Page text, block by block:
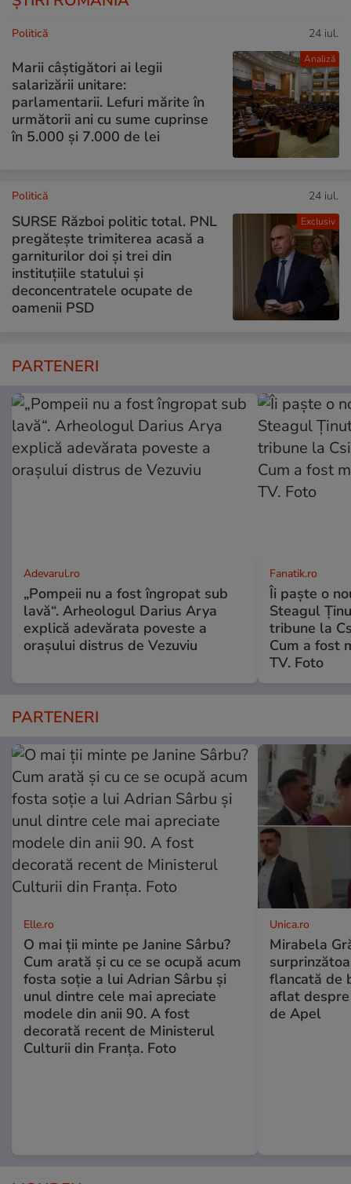
Analiză
Politică 24 iul.
Marii câștigători ai legii
salarizării unitare:
parlamentarii. Lefuri mărite în
următorii ani cu sume cuprinse
în 5.000 și 7.000 de lei
Exclusiv
Politică 24 iul.
SURSE Război politic total. PNL
pregătește trimiterea acasă a
garniturilor doi și trei din
instituțiile statului și
deconcentratele ocupate de
oamenii PSD
PARTENERI
Adevarul.ro
„Pompeii nu a fost îngropat sub
lavă“. Arheologul Darius Arya
explică adevărata poveste a
orașului distrus de Vezuviu
Fanatik.ro
Îi paște o
Steagul
tribune la
Cum a fost
TV. Foto
PARTENERI
Elle.ro
O mai ții minte pe Janine Sârbu?
Cum arată și cu ce se ocupă acum
fosta soție a lui Adrian Sârbu și
unul dintre cele mai apreciate
modele din anii 90. A fost
decorată recent de Ministerul
Culturii din Franța. Foto
Unica.ro
Mirabela
flancată de
aflat
de Apel